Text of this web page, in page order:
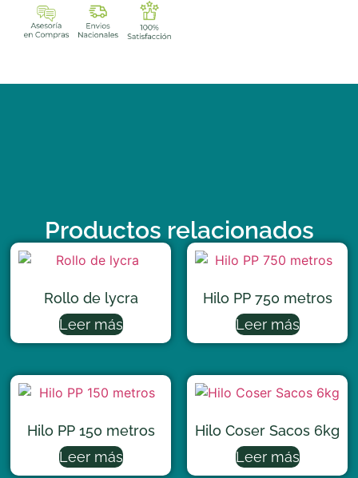
Productos relacionados
Rollo de lycra
Leer más
Hilo PP 750 metros
Leer más
Hilo PP 150 metros
Leer más
Hilo Coser Sacos 6kg
Leer más